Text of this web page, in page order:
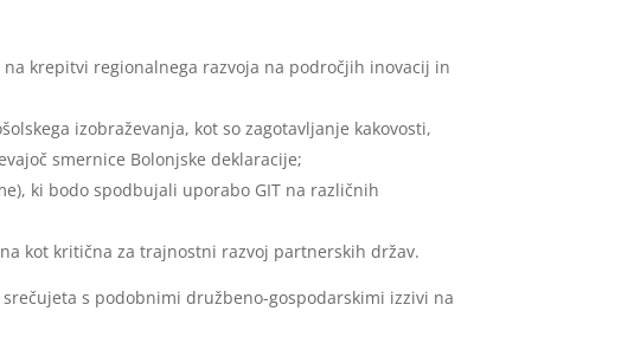
krepitvi regionalnega razvoja na področjih inovacij in
izobraževanja, kot so zagotavljanje kakovosti,
smernice Bolonjske deklaracije;
ki bodo spodbujali uporabo GIT na različnih
kot kritična za trajnostni razvoj partnerskih držav.
s podobnimi družbeno-gospodarskimi izzivi na